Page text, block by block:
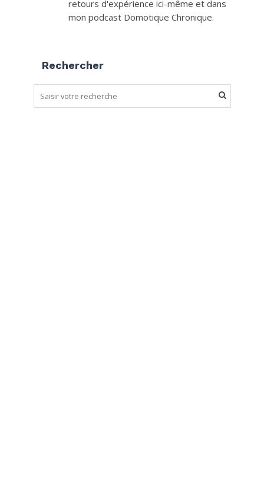
retours d'expérience ici-même et dans
mon podcast Domotique Chronique.
Rechercher